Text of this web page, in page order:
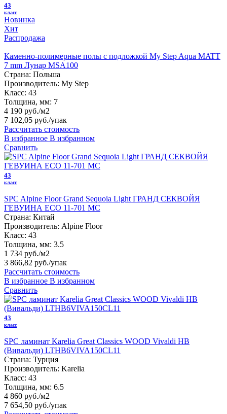
43
класс
Новинка
Хит
Распродажа
Каменно-полимерные полы с подложкой My Step Aqua MATT
7 mm Лунар MSA100
Страна: Польша
Производитель: My Step
Класс: 43
Толщина, мм: 7
4 190 руб./м2
7 102,05 руб./упак
Рассчитать стоимость
В избранное В избранном
Сравнить
43
класс
SPC Alpine Floor Grand Sequoia Light ГРАНД СЕКВОЙЯ
ГЕВУИНА ЕСО 11-701 MC
Страна: Китай
Производитель: Alpine Floor
Класс: 43
Толщина, мм: 3.5
1 734 руб./м2
3 866,82 руб./упак
Рассчитать стоимость
В избранное В избранном
Сравнить
43
класс
SPC ламинат Karelia Great Classics WOOD Vivaldi HB
(Вивальди) LTHB6VIVA150CL11
Страна: Турция
Производитель: Karelia
Класс: 43
Толщина, мм: 6.5
4 860 руб./м2
7 654,50 руб./упак